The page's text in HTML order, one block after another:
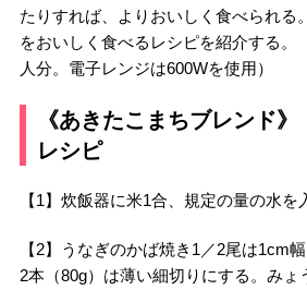
たりすれば、よりおいしく食べられる
をおいしく食べるレシピを紹介する
人分。電子レンジは600Wを使用）
《あきたこまちブレンド》
レシピ
【1】炊飯器に米1合、規定の量の水を
【2】うなぎのかば焼き1／2尾は1cm
2本（80g）は薄い細切りにする。みょ